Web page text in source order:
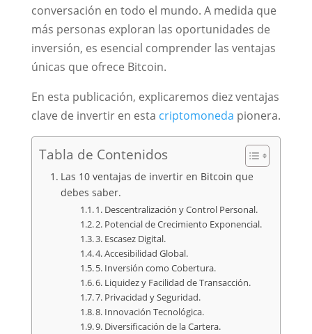
conversación en todo el mundo. A medida que
más personas exploran las oportunidades de
inversión, es esencial comprender las ventajas
únicas que ofrece Bitcoin.
En esta publicación, explicaremos diez ventajas
clave de invertir en esta criptomoneda pionera.
Tabla de Contenidos
Las 10 ventajas de invertir en Bitcoin que
debes saber.
1. Descentralización y Control Personal.
2. Potencial de Crecimiento Exponencial.
3. Escasez Digital.
4. Accesibilidad Global.
5. Inversión como Cobertura.
6. Liquidez y Facilidad de Transacción.
7. Privacidad y Seguridad.
8. Innovación Tecnológica.
9. Diversificación de la Cartera.